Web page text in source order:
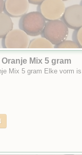
Mix 5 gram
Mix 5 gram Elke vorm